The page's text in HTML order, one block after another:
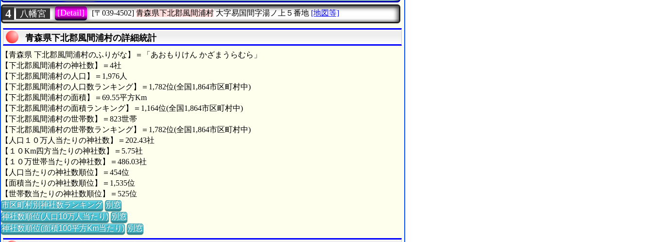
4 八幡宮 [Detail] [〒039-4502] 青森県下北郡風間浦村大字易国間字湯ノ上５番地 [地図等]
青森県下北郡風間浦村の詳細統計
【青森県 下北郡風間浦村のふりがな】＝「あおもりけん かざまうらむら」
【下北郡風間浦村の神社数】＝4社
【下北郡風間浦村の人口】＝1,976人
【下北郡風間浦村の人口数ランキング】＝1,782位(全国1,864市区町村中)
【下北郡風間浦村の面積】＝69.55平方Km
【下北郡風間浦村の面積ランキング】＝1,164位(全国1,864市区町村中)
【下北郡風間浦村の世帯数】＝823世帯
【下北郡風間浦村の世帯数ランキング】＝1,782位(全国1,864市区町村中)
【人口１０万人当たりの神社数】＝202.43社
【１０Km四方当たりの神社数】＝5.75社
【１０万世帯当たりの神社数】＝486.03社
【人口当たりの神社数順位】＝454位
【面積当たりの神社数順位】＝1,535位
【世帯数当たりの神社数順位】＝525位
市区町村別神社数ランキング 別窓
神社数順位(人口10万人当たり) 別窓
神社数順位(面積100平方Km当たり) 別窓